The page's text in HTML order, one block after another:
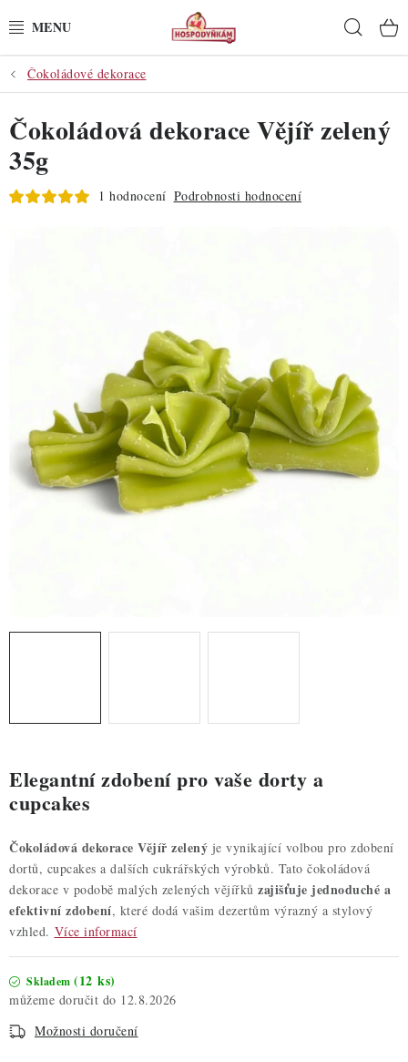
na
POTŘEBY
POMŮCKY
SUROVINY
ZDRAVÉ PEČENÍ
DÁRKOVÉ POUKAZY
TÉMATICKÉ PRODUKTY
Hodnocení obchodu
Blog
Moje objednávka
Čokoládové dekorace
Elegantní zdobení pro vaše dorty a
cupcakes
Čokoládová dekorace Vějíř zelený je vynikající volbou pro zdobení
dortů, cupcakes a dalších cukrářských výrobků. Tato čokoládová
dekorace v podobě malých zelených vějířků zajišťuje jednoduché a
efektivní zdobení, které dodá vašim dezertům výrazný a stylový
vzhled. Více informací
Skladem (12 ks)
12.8.2026
Možnosti doručení
Čokoládová dekorace Vějíř zelený
35g
1 hodnocení Podrobnosti hodnocení